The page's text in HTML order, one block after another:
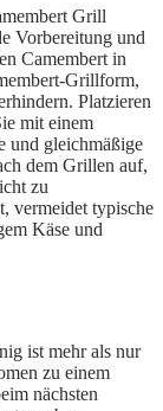
Grill
Vorbereitung und
Camembert in
Grillform,
Platzieren
mit einem
und gleichmäßige
dem Grillen auf,
zu
vermeidet typische
Käse und
ist mehr als nur
zu einem
nächsten